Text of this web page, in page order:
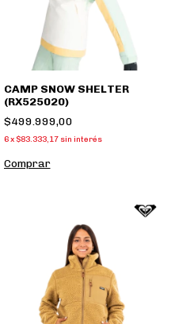
CAMP SNOW SHELTER
(RX525020)
$499.999,00
6 x $83.333,17 sin interés
Comprar